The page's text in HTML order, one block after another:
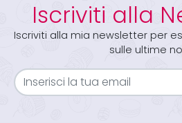
Iscriviti alla
Iscriviti alla mia newsletter per
sulle ultime